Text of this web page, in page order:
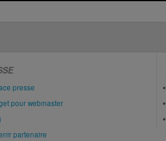
presse
pour webmaster
partenaire